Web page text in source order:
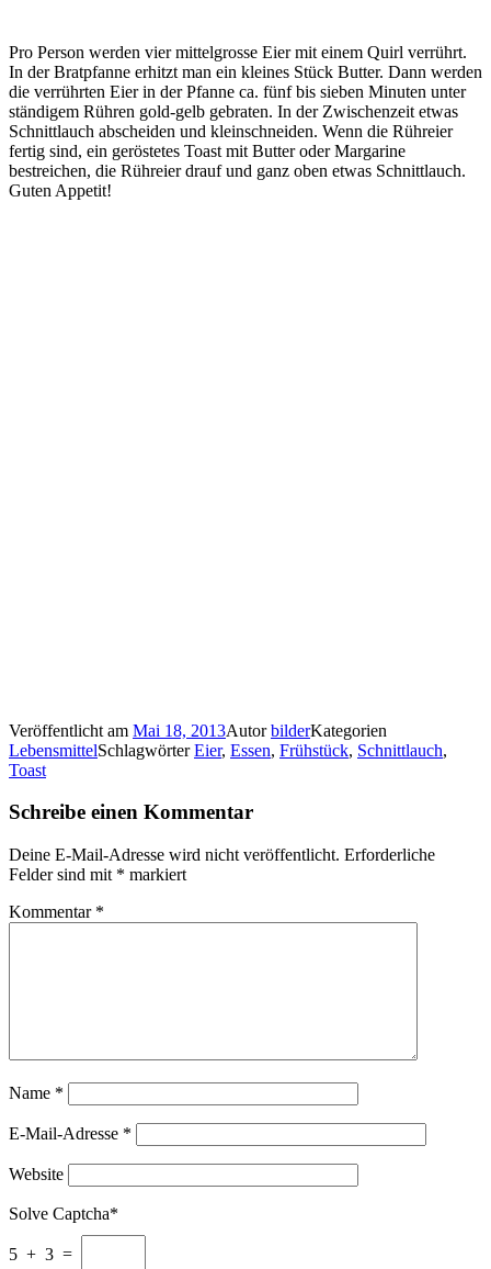
Pro Person werden vier mittelgrosse Eier mit einem Quirl verrührt.
In der Bratpfanne erhitzt man ein kleines Stück Butter. Dann werden
die verrührten Eier in der Pfanne ca. fünf bis sieben Minuten unter
ständigem Rühren gold-gelb gebraten. In der Zwischenzeit etwas
Schnittlauch abscheiden und kleinschneiden. Wenn die Rühreier
fertig sind, ein geröstetes Toast mit Butter oder Margarine
bestreichen, die Rühreier drauf und ganz oben etwas Schnittlauch.
Guten Appetit!
Veröffentlicht am Mai 18, 2013AutorbilderKategorien
LebensmittelSchlagwörterEier, Essen, Frühstück, Schnittlauch,
Toast
Schreibe einen Kommentar
Deine E-Mail-Adresse wird nicht veröffentlicht. Erforderliche
Felder sind mit * markiert
Kommentar *
Name *
E-Mail-Adresse *
Website
Solve Captcha*
5 + 3 =